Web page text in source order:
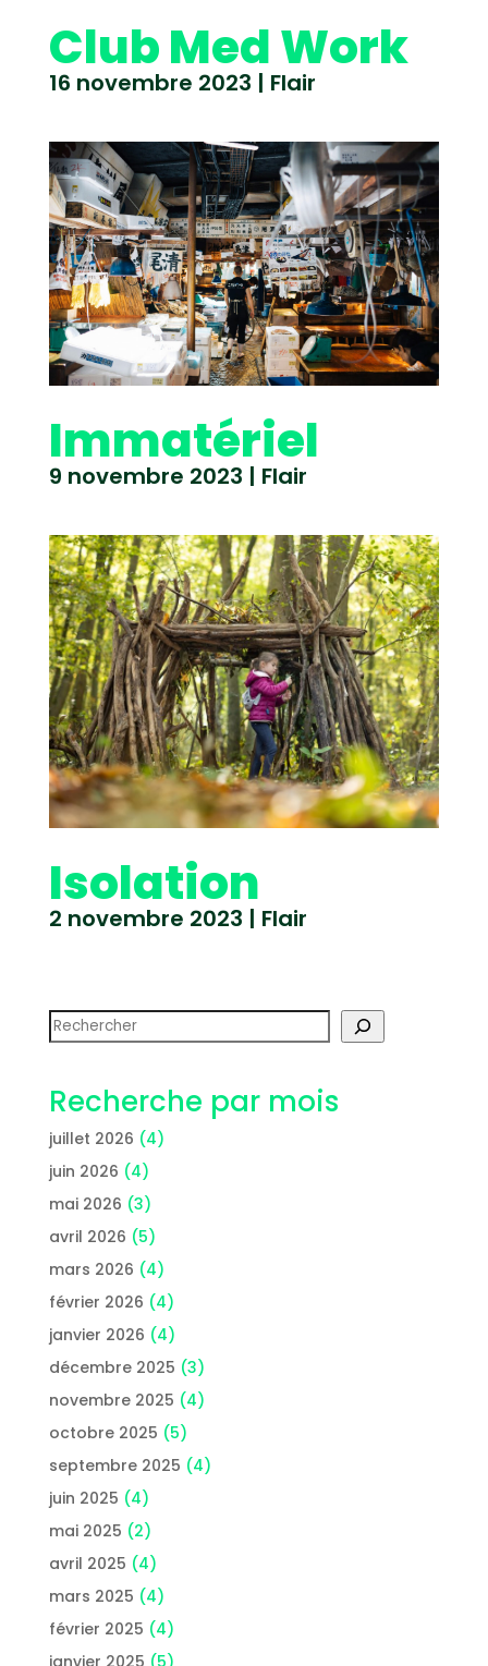
Club Med Work
16 novembre 2023 | Flair
Immatériel
9 novembre 2023 | Flair
Isolation
2 novembre 2023 | Flair
Rechercher
Recherche par mois
juillet 2026 (4)
juin 2026 (4)
mai 2026 (3)
avril 2026 (5)
mars 2026 (4)
février 2026 (4)
janvier 2026 (4)
décembre 2025 (3)
novembre 2025 (4)
octobre 2025 (5)
septembre 2025 (4)
juin 2025 (4)
mai 2025 (2)
avril 2025 (4)
mars 2025 (4)
février 2025 (4)